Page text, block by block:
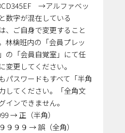
→アルファベッ
数字が混在している
、ご自身で変更すること
林檎班内の「会員プレッ
の「会員自覚室」にて任
変更してください。
パスワードもすべて「半角
してください。「全角文
インできません。
→ 正（半角）
９ → 誤（全角）